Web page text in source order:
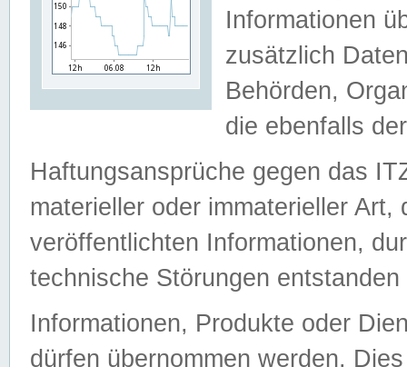
Informationen
zusätzlich
Behörden,
die ebenfalls
Haftungsansprüche gegen das
materieller oder immaterieller
veröffentlichten Informationen,
technische Störungen
Informationen, Produkte oder
dürfen übernommen werden.